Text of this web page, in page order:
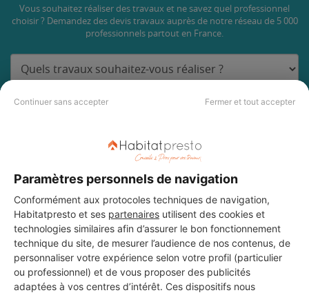
Continuer sans accepter Fermer et tout accepter
Paramètres personnels de navigation
Conformément aux protocoles techniques de navigation,
Habitatpresto et ses partenaires utilisent des cookies et
technologies similaires afin d’assurer le bon fonctionnement
technique du site, de mesurer l’audience de nos contenus, de
personnaliser votre expérience selon votre profil (particulier
ou professionnel) et de vous proposer des publicités
adaptées à vos centres d’intérêt. Ces dispositifs nous
Vous souhaitez réaliser des travaux et ne savez quel professionnel
choisir ? Demandez des devis travaux auprès de notre réseau de 5 000
professionnels partout en France.
DEMANDER UN DEVIS